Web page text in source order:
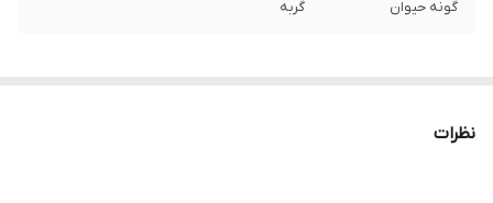
گونه حیوان گربه
نظرات